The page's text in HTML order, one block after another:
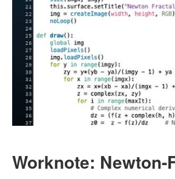
Worknote: